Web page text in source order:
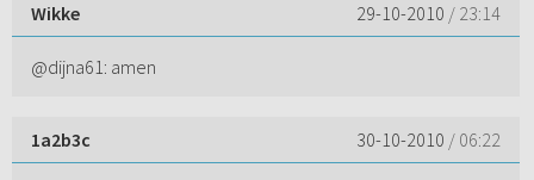
Wikke 29-10-2010 / 23:14
@dijna61: amen
1a2b3c 30-10-2010 / 06:22